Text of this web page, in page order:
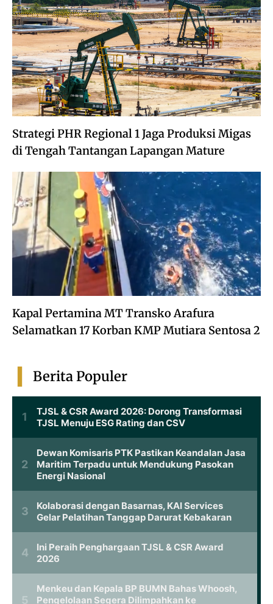
Strategi PHR Regional 1 Jaga Produksi Migas
di Tengah Tantangan Lapangan Mature
Kapal Pertamina MT Transko Arafura
Selamatkan 17 Korban KMP Mutiara Sentosa 2
Berita Populer